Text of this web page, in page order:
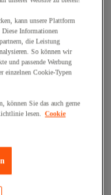
Schalldämmung
kann unsere Plattform
Informationen
die Leistung
So können wir
und passende Werbung
einzelnen Cookie-Typen
können Sie das auch gerne
lesen. Cookie